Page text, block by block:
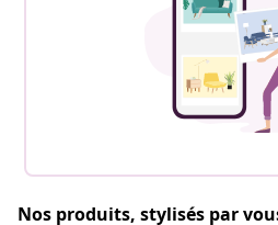
Nos produits, stylisés par